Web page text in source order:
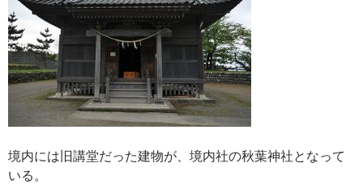
境内には旧講堂だった建物が、境内社の秋葉神社となって
いる。